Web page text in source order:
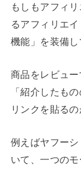
もしもアフィ
るアフィリエ
機能」を装備し
商品をレビュ
「紹介したも
リンクを貼る
例えばヤフー
いて、一つの